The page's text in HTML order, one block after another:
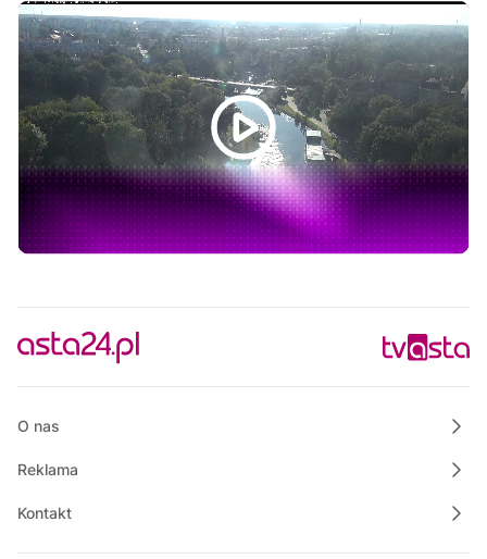
Informacje
09:45
Na szczęście piątek
10:00
Polskie Lasy
10:50
Raport PCT
11:00
Praktycznie o nieruchomościach
11:55
Bezpieczny Powiat Chodzieski
12:00
12:30
Rozmowa dnia
12:45
O nas
Reklama
Kontakt